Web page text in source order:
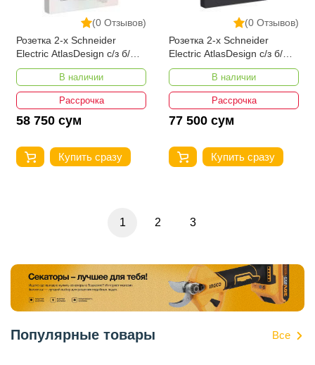
(0 Отзывов)
Розетка 2-х Schneider
Electric AtlasDesign с/з б/ш
жемчуг ATN000424
В наличии
Рассрочка
58 750 сум
Купить сразу
(0 Отзывов)
Розетка 2-х Schneider
Electric AtlasDesign с/з б/ш
карбон ATN001024
В наличии
Рассрочка
77 500 сум
Купить сразу
1 2 3
Популярные товары Все